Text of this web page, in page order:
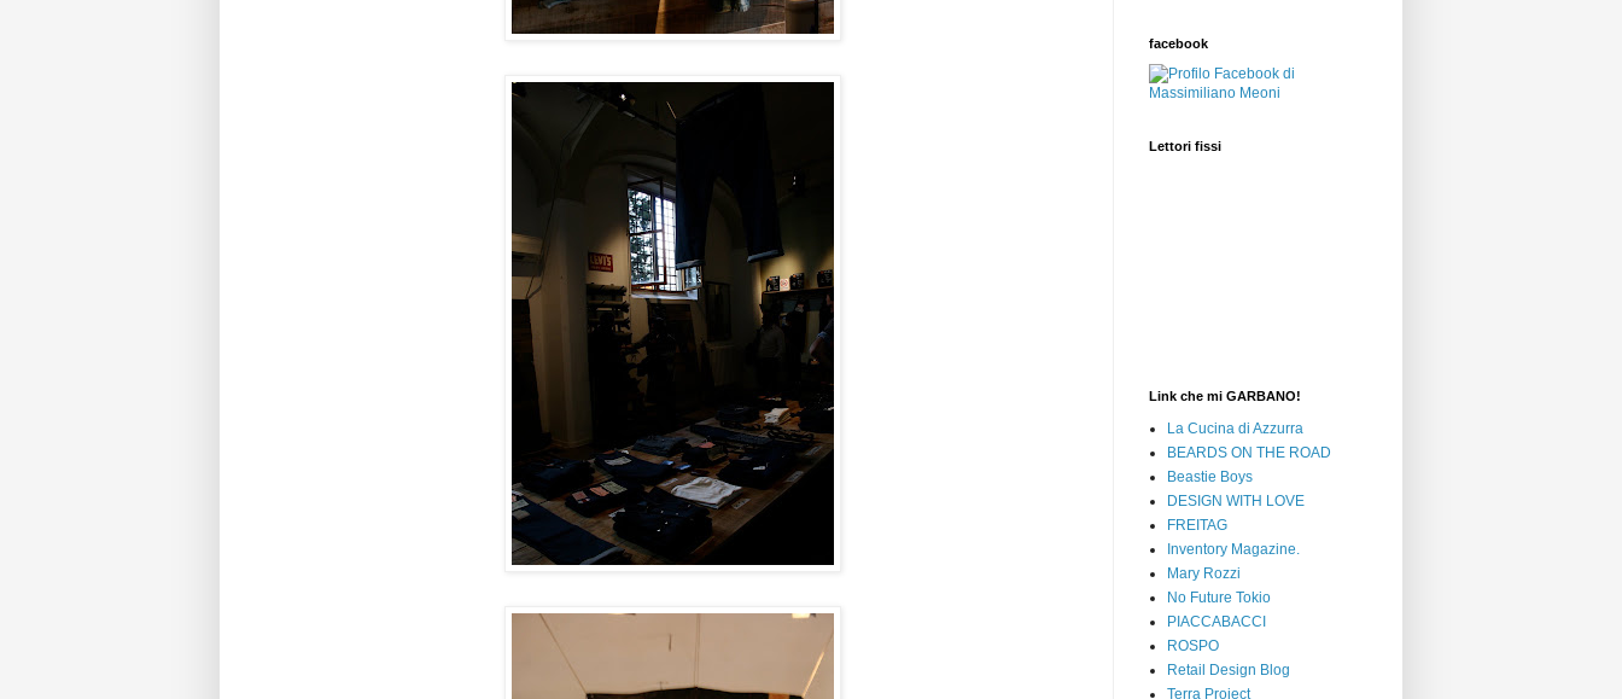
facebook
Lettori fissi
Link che mi GARBANO!
La Cucina di Azzurra
BEARDS ON THE ROAD
Beastie Boys
DESIGN WITH LOVE
FREITAG
Inventory Magazine.
Mary Rozzi
No Future Tokio
PIACCABACCI
ROSPO
Retail Design Blog
Terra Project